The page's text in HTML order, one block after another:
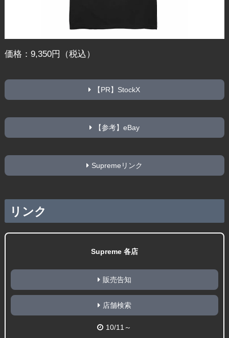
価格：9,350円（税込）
【PR】StockX
【参考】eBay
Supremeリンク
リンク
Supreme 各店
販売告知
店舗検索
10/11～